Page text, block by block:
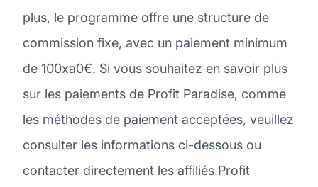
plus, le programme offre une structure de
commission fixe, avec un paiement minimum
de 100xa0€. Si vous souhaitez en savoir plus
sur les paiements de Profit Paradise, comme
les méthodes de paiement acceptées, veuillez
consulter les informations ci-dessous ou
contacter directement les affiliés Profit